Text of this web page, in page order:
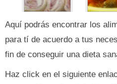
Aquí podrás encontrar los
para tí de acuerdo a tus
fin de conseguir una dieta
Haz click en el siguiente